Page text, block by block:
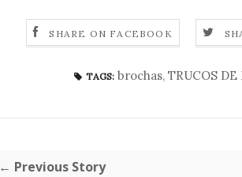
SHARE ON FACEBOOK
TAGS: brochas, TRUCOS
← Previous Story